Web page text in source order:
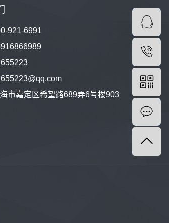
921-6991
海市嘉定区希望路689弄6号楼903